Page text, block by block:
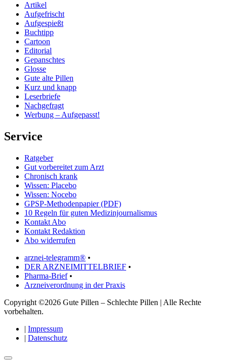
Artikel
Aufgefrischt
Aufgespießt
Buchtipp
Cartoon
Editorial
Gepanschtes
Glosse
Gute alte Pillen
Kurz und knapp
Leserbriefe
Nachgefragt
Werbung – Aufgepasst!
Service
Ratgeber
Gut vorbereitet zum Arzt
Chronisch krank
Wissen: Placebo
Wissen: Nocebo
GPSP-Methodenpapier (PDF)
10 Regeln für guten Medizinjournalismus
Kontakt Abo
Kontakt Redaktion
Abo widerrufen
arznei-telegramm® •
DER ARZNEIMITTELBRIEF •
Pharma-Brief•
Arzneiverordnung in der Praxis
Copyright ©2026 Gute Pillen – Schlechte Pillen | Alle Rechte
vorbehalten.
| Impressum
| Datenschutz